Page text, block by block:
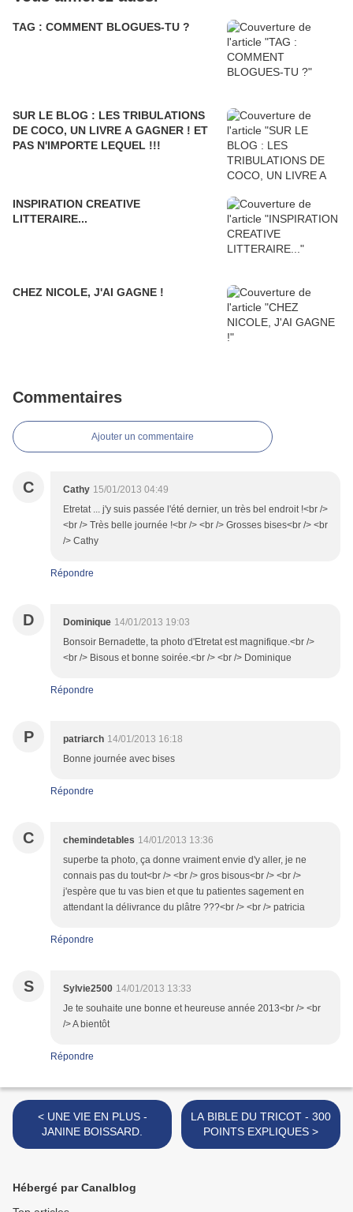
TAG : COMMENT BLOGUES-TU ?
SUR LE BLOG : LES TRIBULATIONS
DE COCO, UN LIVRE A GAGNER ! ET
PAS N'IMPORTE LEQUEL !!!
INSPIRATION CREATIVE
LITTERAIRE...
CHEZ NICOLE, J'AI GAGNE !
Commentaires
Ajouter un commentaire
C Cathy 15/01/2013 04:49
Etretat ... j'y suis passée l'été dernier, un très bel endroit !<br />
<br /> Très belle journée !<br /> <br /> Grosses bises<br /> <br
/> Cathy
Répondre
D Dominique 14/01/2013 19:03
Bonsoir Bernadette, ta photo d'Etretat est magnifique.<br />
<br /> Bisous et bonne soirée.<br /> <br /> Dominique
Répondre
P patriarch 14/01/2013 16:18
Bonne journée avec bises
Répondre
C chemindetables 14/01/2013 13:36
superbe ta photo, ça donne vraiment envie d'y aller, je ne
connais pas du tout<br /> <br /> gros bisous<br /> <br />
j'espère que tu vas bien et que tu patientes sagement en
attendant la délivrance du plâtre ???<br /> <br /> patricia
Répondre
S Sylvie2500 14/01/2013 13:33
Je te souhaite une bonne et heureuse année 2013<br /> <br
/> A bientôt
Répondre
< UNE VIE EN PLUS -
JANINE BOISSARD.
LA BIBLE DU TRICOT - 300
POINTS EXPLIQUES >
Hébergé par Canalblog